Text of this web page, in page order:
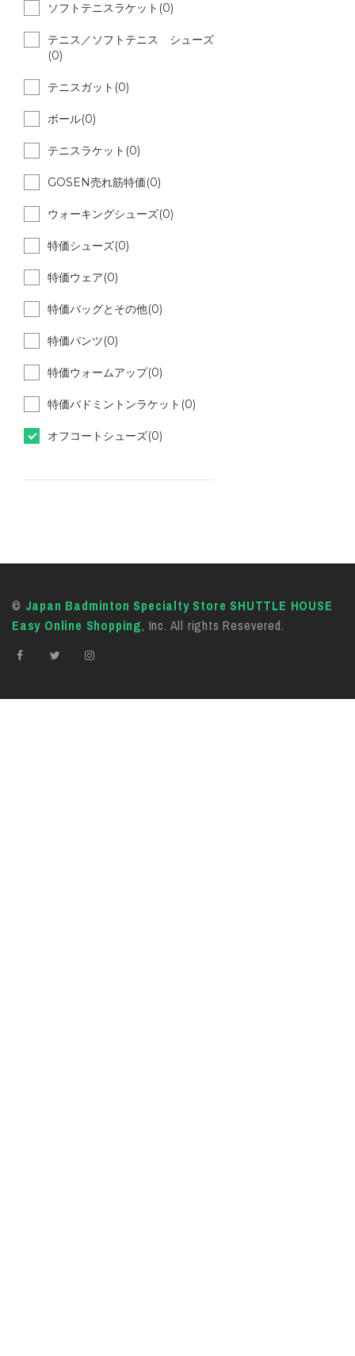
ソフトテニスラケット(0)
テニス／ソフトテニス シューズ
(0)
テニスガット(0)
ボール(0)
テニスラケット(0)
GOSEN売れ筋特価(0)
ウォーキングシューズ(0)
特価シューズ(0)
特価ウェア(0)
特価バッグとその他(0)
特価パンツ(0)
特価ウォームアップ(0)
特価バドミントンラケット(0)
オフコートシューズ(0)
© Japan Badminton Specialty Store SHUTTLE HOUSE
Easy Online Shopping, Inc. All rights Resevered.